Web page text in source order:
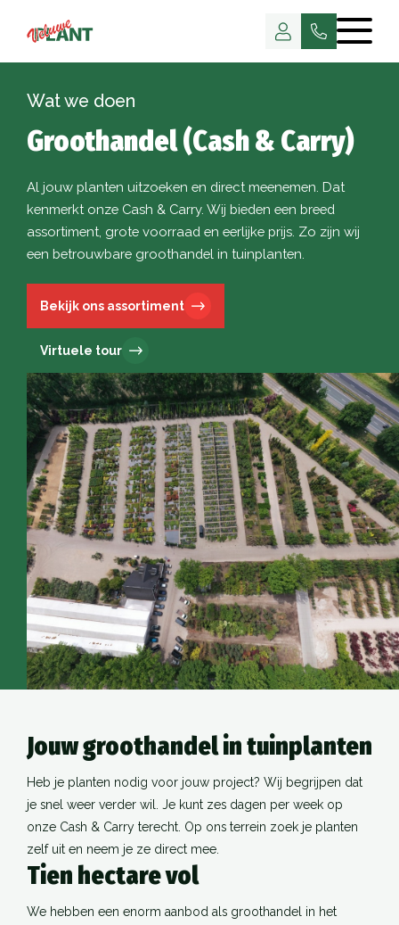
Wat we doen
Groothandel (Cash & Carry)
Al jouw planten uitzoeken en direct meenemen. Dat
kenmerkt onze Cash & Carry. Wij bieden een breed
assortiment, grote voorraad en eerlijke prijs. Zo zijn wij
een betrouwbare groothandel in tuinplanten.
Bekijk ons assortiment
Virtuele tour
Jouw groothandel in tuinplanten
Heb je planten nodig voor jouw project? Wij begrijpen dat
je snel weer verder wil. Je kunt zes dagen per week op
onze Cash & Carry terecht. Op ons terrein zoek je planten
zelf uit en neem je ze direct mee.
Tien hectare vol
We hebben een enorm aanbod als groothandel in het